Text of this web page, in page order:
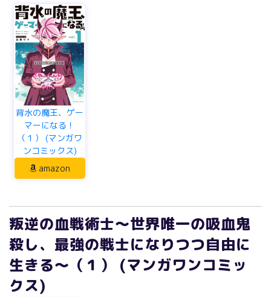
背水の魔王、ゲー
マーになる！
（１） (マンガワ
ンコミックス)
amazon
叛逆の血戦術士～世界唯一の吸血鬼
殺し、最強の戦士になりつつ自由に
生きる～（１） (マンガワンコミッ
クス)